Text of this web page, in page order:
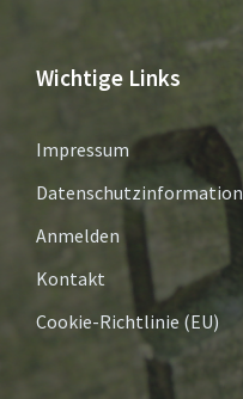
Wichtige Links
Impressum
Datenschutzinformation
Anmelden
Kontakt
Cookie-Richtlinie (EU)